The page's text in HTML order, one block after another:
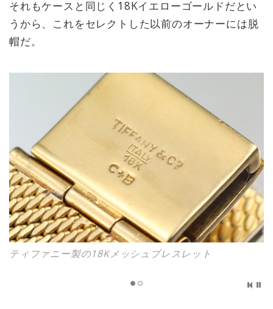
それもケースと同じく18Kイエローゴールドだとい
うから、これをセレクトした以前のオーナーには脱
帽だ。
ティファニー製の18Kメッシュブレスレット